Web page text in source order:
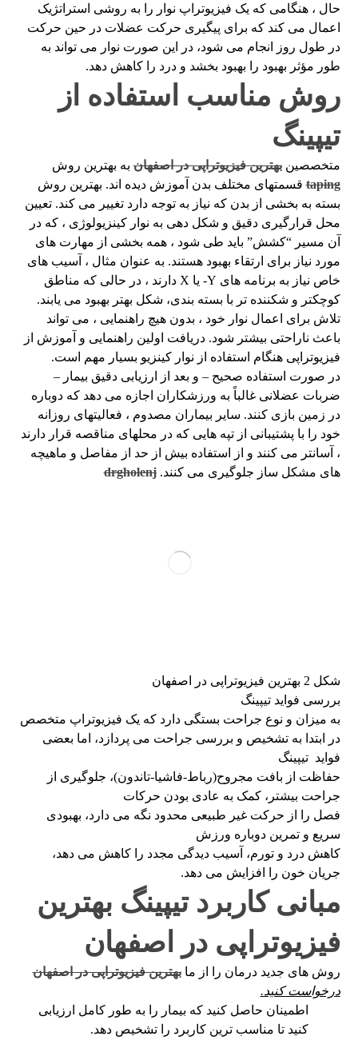
حال ، هنگامی که یک فیزیوتراپ نوار را به روشی استراتژیک
اعمال می کند که برای پیگیری حرکت عضلات در حین حرکت
در طول روز انجام می شود، در این صورت نوار می تواند به
طور مؤثر بهبود را بهبود بخشد و درد را کاهش دهد.
روش مناسب استفاده از
تیپینگ
متخصصینبهترین فیزیوتراپی در اصفهانبه بهترین روش
tapingقسمتهای مختلف بدن آموزش دیده اند. بهترین روش
بسته به بخشی از بدن که نیاز به توجه دارد تغییر می کند. تعیین
محل قرارگیری دقیق و شکل دهی به نوار کینزیولوژی ، که در
آن مسیر “کشش” باید طی شود ، همه بخشی از مهارت های
مورد نیاز برای ارتقاء بهبود هستند. به عنوان مثال ، آسیب های
خاص نیاز به برنامه های Y- یا X دارند ، در حالی که مناطق
کوچکتر و شکننده تر با بسته بندی، شکل بهتر بهبود می یابند.
تلاش برای اعمال نوار خود ، بدون هیچ راهنمایی ، می تواند
باعث ناراحتی بیشتر شود. دریافت اولین راهنمایی و آموزش از
فیزیوتراپی هنگام استفاده از نوار کینزیو بسیار مهم است.
در صورت استفاده صحیح – و بعد از ارزیابی دقیق بیمار –
ضربات عضلانی غالباً به ورزشكاران اجازه می دهد كه دوباره
در زمین بازی كنند. سایر بیماران مصدوم ، فعالیتهای روزانه
خود را با پشتیبانی از تپه هایی که در محلهای مناقصه قرار دارند
، آسانتر می کنند و از استفاده بیش از حد از مفاصل و ماهیچه
های مشکل ساز جلوگیری می کنند.drgholenj
شکل 2 بهترین فیزیوتراپی در اصفهان
بررسی فواید تیپینگ
به میزان و نوع جراحت بستگی دارد که یک فیزیوتراپ متخصص
در ابتدا به تشخیص و بررسی جراحت می پردازد، اما بعضی
فواید تیپینگ
حفاظت از بافت مجروح(رباط-فاشیا-تاندون)، جلوگیری از
جراحت بیشتر، کمک به عادی بودن حرکات
فصل را از حرکت غیر طبیعی محدود نگه می دارد، بهبودی
سریع و تمرین دوباره ورزش
کاهش درد و تورم، آسیب دیدگی مجدد را کاهش می دهد،
جریان خون را افزایش می دهد.
مبانی کاربرد تیپینگ بهترین
فیزیوتراپی در اصفهان
روش های جدید درمان را از مابهترین فیزیوتراپی در اصفهان
درخواست کنید.
اطمینان حاصل کنید که بیمار را به طور کامل ارزیابی
کنید تا مناسب ترین کاربرد را تشخیص دهد.